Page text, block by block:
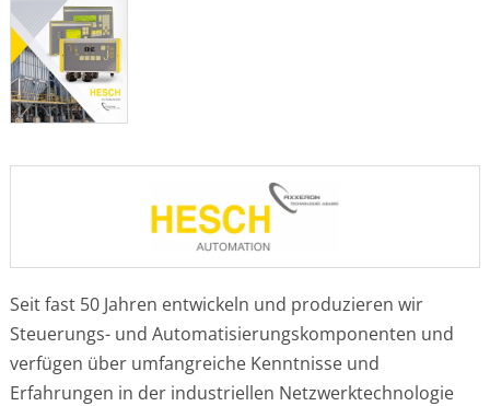
Seit fast 50 Jahren entwickeln und produzieren wir
Steuerungs- und Automatisierungskomponenten und
verfügen über umfangreiche Kenntnisse und
Erfahrungen in der industriellen Netzwerktechnologie